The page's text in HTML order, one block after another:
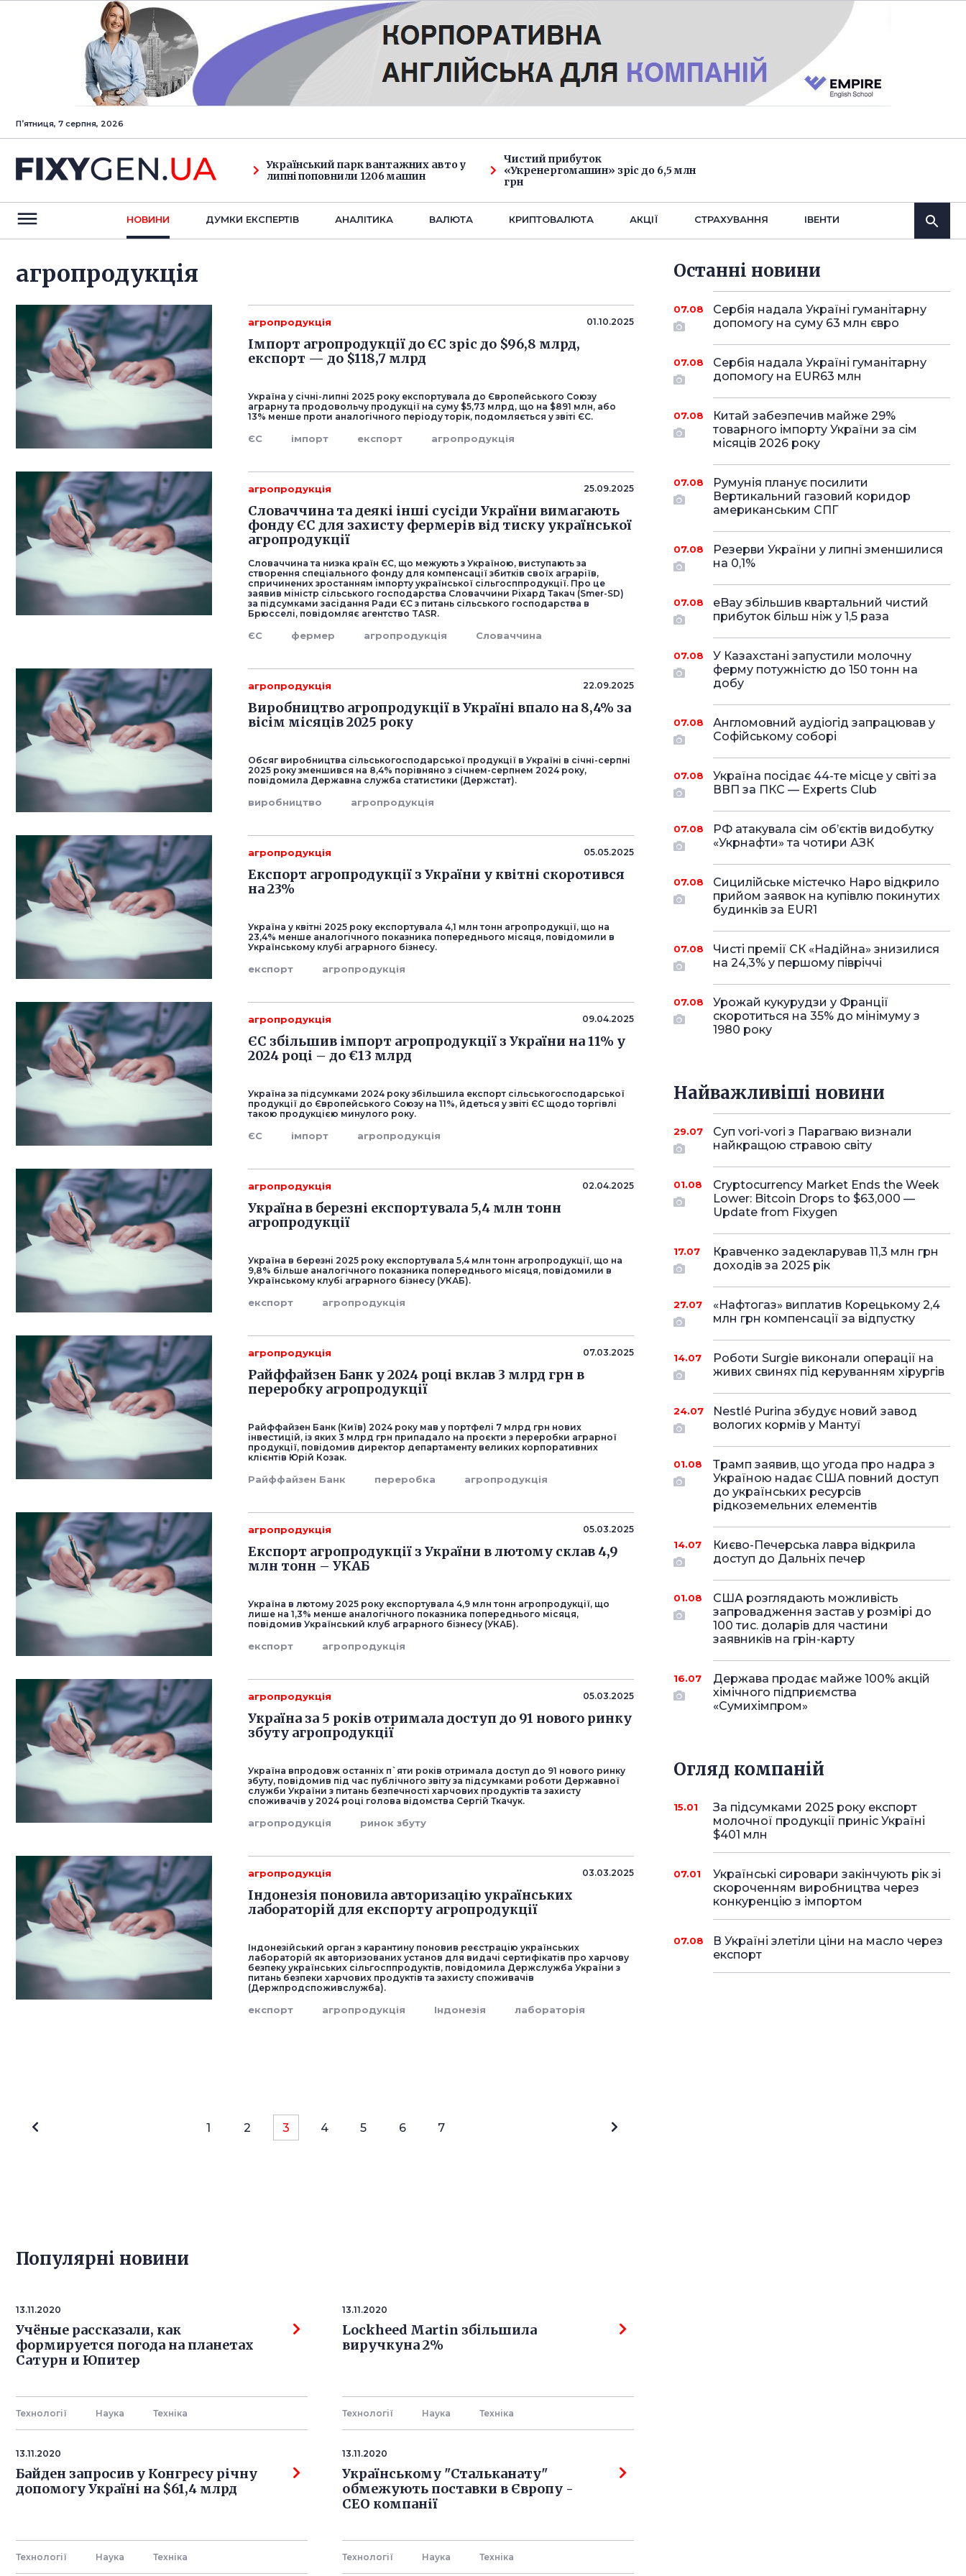
Пʼятниця, 7 серпня, 2026
Український парк вантажних авто у
липні поповнили 1206 машин
Чистий прибуток
«Укренергомашин» зріс до 6,5 млн
грн
НОВИНИ ДУМКИ ЕКСПЕРТIВ АНАЛIТИКА ВАЛЮТА КРИПТОВАЛЮТА АКЦІЇ СТРАХУВАННЯ IВЕНТИ
агропродукція
агропродукція 01.10.2025
Імпорт агропродукції до ЄС зріс до $96,8 млрд,
експорт — до $118,7 млрд
Україна у січні-липні 2025 року експортувала до Європейського Союзу
аграрну та продовольчу продукції на суму $5,73 млрд, що на $891 млн, або
13% менше проти аналогічного періоду торік, подомляється у звіті ЄС.
ЄС імпорт експорт агропродукція
агропродукція 25.09.2025
Словаччина та деякі інші сусіди України вимагають
фонду ЄС для захисту фермерів від тиску української
агропродукції
Словаччина та низка країн ЄС, що межують з Україною, виступають за
створення спеціального фонду для компенсації збитків своїх аграріїв,
спричинених зростанням імпорту української сільгосппродукції. Про це
заявив міністр сільського господарства Словаччини Ріхард Такач (Smer-SD)
за підсумками засідання Ради ЄС з питань сільського господарства в
Брюсселі, повідомляє агентство TASR.
ЄС фермер агропродукція Словаччина
агропродукція 22.09.2025
Виробництво агропродукції в Україні впало на 8,4% за
вісім місяців 2025 року
Обсяг виробництва сільськогосподарської продукції в Україні в січні-серпні
2025 року зменшився на 8,4% порівняно з січнем-серпнем 2024 року,
повідомила Державна служба статистики (Держстат).
виробництво агропродукція
агропродукція 05.05.2025
Експорт агропродукції з України у квітні скоротився
на 23%
Україна у квітні 2025 року експортувала 4,1 млн тонн агропродукції, що на
23,4% менше аналогічного показника попереднього місяця, повідомили в
Українському клубі аграрного бізнесу.
експорт агропродукція
агропродукція 09.04.2025
ЄС збільшив імпорт агропродукції з України на 11% у
2024 році – до €13 млрд
Україна за підсумками 2024 року збільшила експорт сільськогосподарської
продукції до Європейського Союзу на 11%, йдеться у звіті ЄС щодо торгівлі
такою продукцією минулого року.
ЄС імпорт агропродукція
агропродукція 02.04.2025
Україна в березні експортувала 5,4 млн тонн
агропродукції
Україна в березні 2025 року експортувала 5,4 млн тонн агропродукції, що на
9,8% більше аналогічного показника попереднього місяця, повідомили в
Українському клубі аграрного бізнесу (УКАБ).
експорт агропродукція
агропродукція 07.03.2025
Райффайзен Банк у 2024 році вклав 3 млрд грн в
переробку агропродукції
Райффайзен Банк (Київ) 2024 року мав у портфелі 7 млрд грн нових
інвестицій, із яких 3 млрд грн припадало на проєкти з переробки аграрної
продукції, повідомив директор департаменту великих корпоративних
клієнтів Юрій Козак.
Райффайзен Банк переробка агропродукція
агропродукція 05.03.2025
Експорт агропродукції з України в лютому склав 4,9
млн тонн – УКАБ
Україна в лютому 2025 року експортувала 4,9 млн тонн агропродукції, що
лише на 1,3% менше аналогічного показника попереднього місяця,
повідомив Український клуб аграрного бізнесу (УКАБ).
експорт агропродукція
агропродукція 05.03.2025
Україна за 5 років отримала доступ до 91 нового ринку
збуту агропродукції
Україна впродовж останніх п`яти років отримала доступ до 91 нового ринку
збуту, повідомив під час публічного звіту за підсумками роботи Державної
служби України з питань безпечності харчових продуктів та захисту
споживачів у 2024 році голова відомства Сергій Ткачук.
агропродукція ринок збуту
агропродукція 03.03.2025
Індонезія поновила авторизацію українських
лабораторій для експорту агропродукції
Індонезійський орган з карантину поновив реєстрацію українських
лабораторій як авторизованих установ для видачі сертифікатів про харчову
безпеку українських сільгосппродуктів, повідомила Держслужба України з
питань безпеки харчових продуктів та захисту споживачів
(Держпродспоживслужба).
експорт агропродукція Індонезія лабораторія
1 2 3 4 5 6 7
Популярнi новини
13.11.2020
Учёные рассказали, как
формируется погода на планетах
Сатурн и Юпитер
Технології Наука Технiка
13.11.2020
Lockheed Martin збільшила
виручкуна 2%
Технології Наука Технiка
13.11.2020
Байден запросив у Конгресу річну
допомогу Україні на $61,4 млрд
Технології Наука Технiка
13.11.2020
Українському "Стальканату"
обмежують поставки в Європу -
СЕО компанії
Технології Наука Технiка
Останнi новини
07.08
Сербія надала Україні гуманітарну
допомогу на суму 63 млн євро
07.08
Сербія надала Україні гуманітарну
допомогу на EUR63 млн
07.08
Китай забезпечив майже 29%
товарного імпорту України за сім
місяців 2026 року
07.08
Румунія планує посилити
Вертикальний газовий коридор
американським СПГ
07.08
Резерви України у липні зменшилися
на 0,1%
07.08
eBay збільшив квартальний чистий
прибуток більш ніж у 1,5 раза
07.08
У Казахстані запустили молочну
ферму потужністю до 150 тонн на
добу
07.08
Англомовний аудіогід запрацював у
Софійському соборі
07.08
Україна посідає 44-те місце у світі за
ВВП за ПКС — Experts Club
07.08
РФ атакувала сім об’єктів видобутку
«Укрнафти» та чотири АЗК
07.08
Сицилійське містечко Наро відкрило
прийом заявок на купівлю покинутих
будинків за EUR1
07.08
Чисті премії СК «Надійна» знизилися
на 24,3% у першому півріччі
07.08
Урожай кукурудзи у Франції
скоротиться на 35% до мінімуму з
1980 року
Найважливіші новини
29.07
Суп vori-vori з Парагваю визнали
найкращою стравою світу
01.08
Cryptocurrency Market Ends the Week
Lower: Bitcoin Drops to $63,000 —
Update from Fixygen
17.07
Кравченко задекларував 11,3 млн грн
доходів за 2025 рік
27.07
«Нафтогаз» виплатив Корецькому 2,4
млн грн компенсації за відпустку
14.07
Роботи Surgie виконали операції на
живих свинях під керуванням хірургів
24.07
Nestlé Purina збудує новий завод
вологих кормів у Мантуї
01.08
Трамп заявив, що угода про надра з
Україною надає США повний доступ
до українських ресурсів
рідкоземельних елементів
14.07
Києво-Печерська лавра відкрила
доступ до Дальніх печер
01.08
США розглядають можливість
запровадження застав у розмірі до
100 тис. доларів для частини
заявників на грін-карту
16.07
Держава продає майже 100% акцій
хімічного підприємства
«Сумихімпром»
Огляд компаній
15.01
За підсумками 2025 року експорт
молочної продукції приніс Україні
$401 млн
07.01
Українські сировари закінчують рік зі
скороченням виробництва через
конкуренцію з імпортом
07.08
В Україні злетіли ціни на масло через
експорт